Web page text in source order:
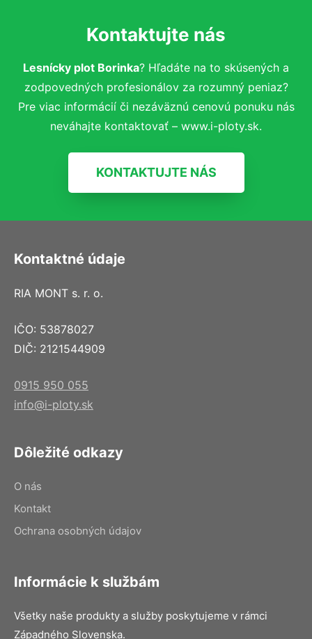
Kontaktujte nás
Lesnícky plot Borinka? Hľadáte na to skúsených a
zodpovedných profesionálov za rozumný peniaz?
Pre viac informácií či nezáväznú cenovú ponuku nás
neváhajte kontaktovať – www.i-ploty.sk.
KONTAKTUJTE NÁS
Kontaktné údaje
RIA MONT s. r. o.
IČO: 53878027
DIČ: 2121544909
0915 950 055
info@i-ploty.sk
Dôležité odkazy
O nás
Kontakt
Ochrana osobných údajov
Informácie k službám
Všetky naše produkty a služby poskytujeme v rámci
Západného Slovenska.